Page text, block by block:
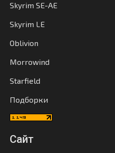
Skyrim SE-AE
Skyrim LE
Oblivion
Morrowind
Starfield
Подборки
Сайт